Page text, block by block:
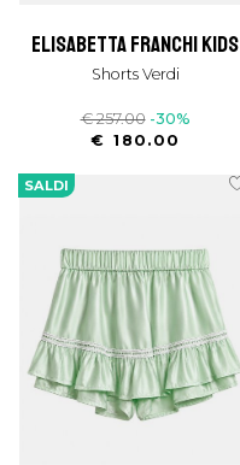
elisabetta franchi kids
Shorts Verdi
€ 257.00 -30%
€ 180.00
SALDI